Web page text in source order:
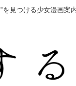
を見つける少女漫画案